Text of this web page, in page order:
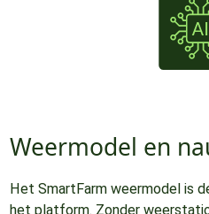
Weermodel en
Het SmartFarm weermodel is
het platform. Zonder